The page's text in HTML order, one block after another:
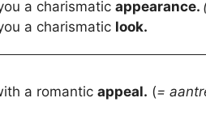
a charismatic appearance.
a charismatic look.
a romantic appeal. (=